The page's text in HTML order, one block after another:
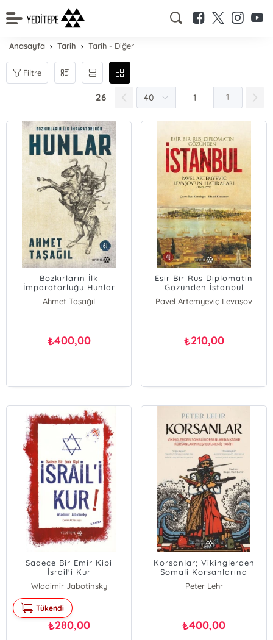
Anasayfa Tarih Tarih - Diğer
Filtre
26 1
Bozkırların İlk
İmparatorluğu Hunlar
Ahmet Taşağıl
₺400,00
Esir Bir Rus Diplomatın
Gözünden İstanbul
Pavel Artemyeviç Levaşov
₺210,00
Sadece Bir Emir Kipi
İsrail'i Kur
Wladimir Jabotinsky
Tükendi
₺280,00
Korsanlar; Vikinglerden
Somali Korsanlarına
Kadar Korsanların
Keşfedilmemiş Tarihi
Peter Lehr
₺400,00